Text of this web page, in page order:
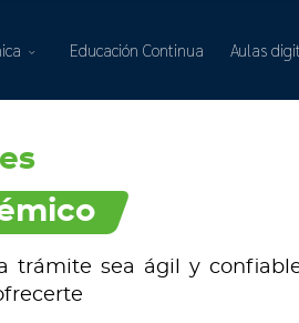
Educación Continua Aulas
trámite sea ágil y